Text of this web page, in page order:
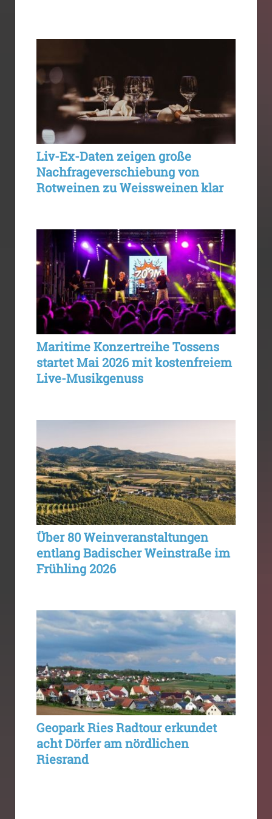
Liv-Ex-Daten zeigen große
Nachfrageverschiebung von
Rotweinen zu Weissweinen klar
Maritime Konzertreihe Tossens
startet Mai 2026 mit kostenfreiem
Live-Musikgenuss
Über 80 Weinveranstaltungen
entlang Badischer Weinstraße im
Frühling 2026
Geopark Ries Radtour erkundet
acht Dörfer am nördlichen
Riesrand